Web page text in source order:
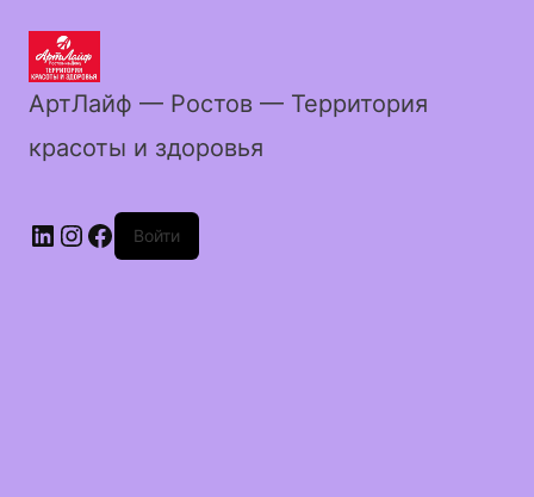
АртЛайф — Ростов — Территория
красоты и здоровья
LinkedIn
Instagram
Facebook
Войти